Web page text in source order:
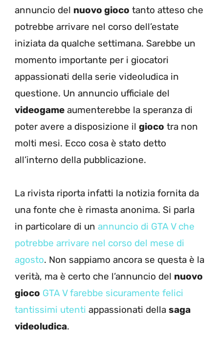
annuncio del nuovo gioco tanto atteso che
potrebbe arrivare nel corso dell’estate
iniziata da qualche settimana. Sarebbe un
momento importante per i giocatori
appassionati della serie videoludica in
questione. Un annuncio ufficiale del
videogame aumenterebbe la speranza di
poter avere a disposizione il gioco tra non
molti mesi. Ecco cosa è stato detto
all’interno della pubblicazione.
La rivista riporta infatti la notizia fornita da
una fonte che è rimasta anonima. Si parla
in particolare di un annuncio di GTA V che
potrebbe arrivare nel corso del mese di
agosto. Non sappiamo ancora se questa è la
verità, ma è certo che l’annuncio del nuovo
gioco GTA V farebbe sicuramente felici
tantissimi utenti appassionati della saga
videoludica.